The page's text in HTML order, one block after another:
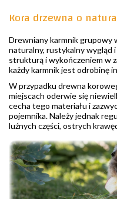
Kora drzewna o
Drewniany karmnik grupowy
naturalny, rustykalny wygląd
strukturą i wykończeniem w
każdy karmnik jest odrobinę
W przypadku drewna
miejscach oderwie się
cecha tego materiału i
pojemnika. Należy jednak
luźnych części, ostrych